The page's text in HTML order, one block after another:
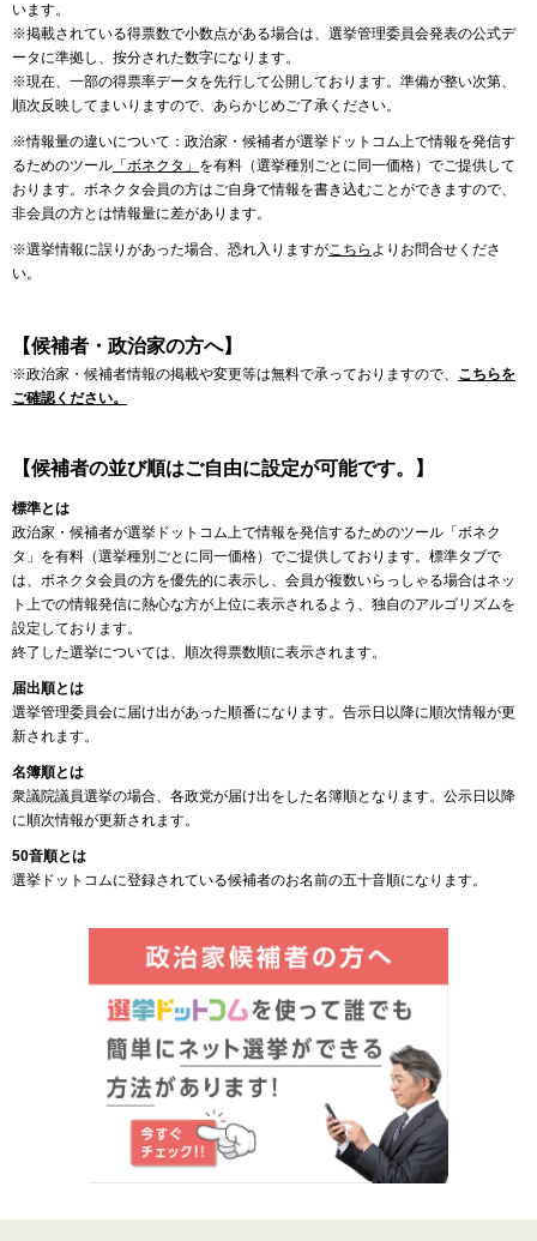
います。
※掲載されている得票数で小数点がある場合は、選挙管理委員会発表の公式デ
ータに準拠し、按分された数字になります。
※現在、一部の得票率データを先行して公開しております。準備が整い次第、
順次反映してまいりますので、あらかじめご了承ください。
※情報量の違いについて：政治家・候補者が選挙ドットコム上で情報を発信す
るためのツール 「ボネクタ」 を有料（選挙種別ごとに同一価格）でご提供して
おります。ボネクタ会員の方はご自身で情報を書き込むことができますので、
非会員の方とは情報量に差があります。
※選挙情報に誤りがあった場合、恐れ入りますがこちら よりお問合せくださ
い。
【候補者・政治家の方へ】
※政治家・候補者情報の掲載や変更等は無料で承っておりますので、 こちらを
ご確認ください。
【候補者の並び順はご自由に設定が可能です。】
標準とは
政治家・候補者が選挙ドットコム上で情報を発信するためのツール「ボネク
タ」を有料（選挙種別ごとに同一価格）でご提供しております。標準タブで
は、ボネクタ会員の方を優先的に表示し、会員が複数いらっしゃる場合はネッ
ト上での情報発信に熱心な方が上位に表示されるよう、独自のアルゴリズムを
設定しております。
終了した選挙については、順次得票数順に表示されます。
届出順とは
選挙管理委員会に届け出があった順番になります。告示日以降に順次情報が更
新されます。
名簿順とは
衆議院議員選挙の場合、各政党が届け出をした名簿順となります。公示日以降
に順次情報が更新されます。
50音順とは
選挙ドットコムに登録されている候補者のお名前の五十音順になります。